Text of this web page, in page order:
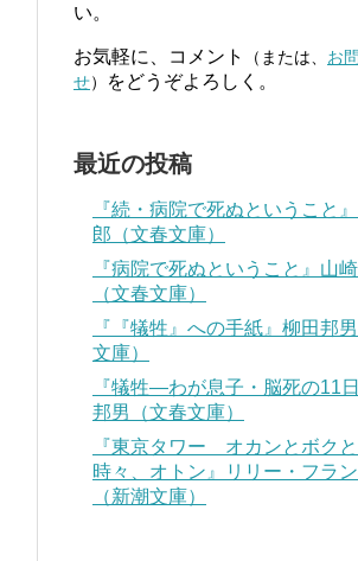
い。
お気軽に、コメント （または、 お
せ） をどうぞよろしく。
最近の投稿
『続・病院で死ぬということ
郎（文春文庫）
『病院で死ぬということ』山
（文春文庫）
『『犠牲』への手紙』柳田邦
文庫）
『犠牲―わが息子・脳死の11
邦男（文春文庫）
『東京タワー オカンとボクと
時々、オトン』リリー・フラ
（新潮文庫）